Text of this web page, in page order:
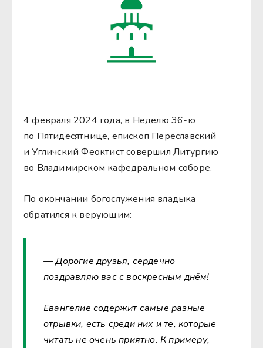
4 февраля 2024 года, в Неделю 36-ю
по Пятидесятнице, епископ Переславский
и Угличский Феоктист совершил Литургию
во Владимирском кафедральном соборе.
По окончании богослужения владыка
обратился к верующим:
— Дорогие друзья, сердечно
поздравляю вас с воскресным днём!
Евангелие содержит самые разные
отрывки, есть среди них и те, которые
читать не очень приятно. К примеру,